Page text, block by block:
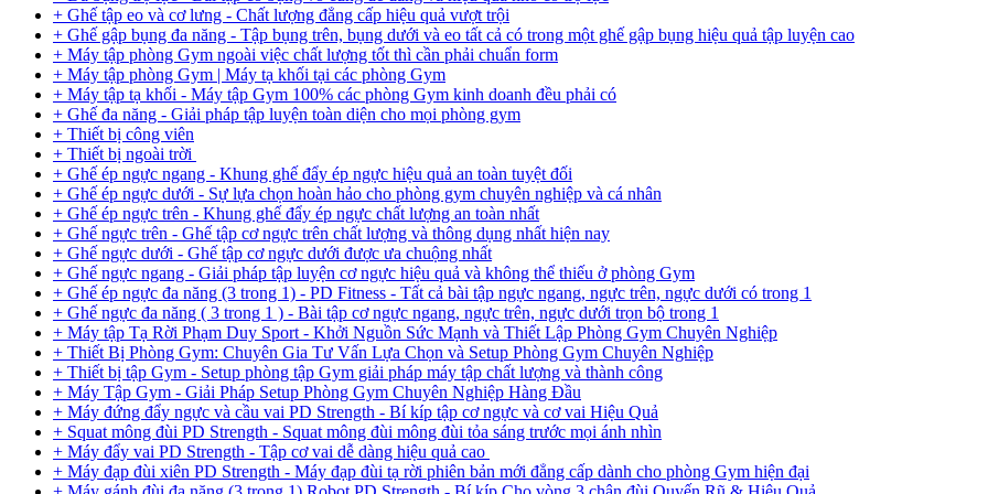
+ Ghế tập eo và cơ lưng - Chất lượng đẳng cấp hiệu quả vượt trội
+ Ghế gập bụng đa năng - Tập bụng trên, bụng dưới và eo tất cả có trong một ghế gập bụng hiệu quả tập luyện cao
+ Máy tập phòng Gym ngoài việc chất lượng tốt thì cần phải chuẩn form
+ Máy tập phòng Gym | Máy tạ khối tại các phòng Gym
+ Máy tập tạ khối - Máy tập Gym 100% các phòng Gym kinh doanh đều phải có
+ Ghế đa năng - Giải pháp tập luyện toàn diện cho mọi phòng gym
+ Thiết bị công viên
+ Thiết bị ngoài trời
+ Ghế ép ngực ngang - Khung ghế đẩy ép ngực hiệu quả an toàn tuyệt đối
+ Ghế ép ngực dưới - Sự lựa chọn hoàn hảo cho phòng gym chuyên nghiệp và cá nhân
+ Ghế ép ngực trên - Khung ghế đẩy ép ngực chất lượng an toàn nhất
+ Ghế ngực trên - Ghế tập cơ ngực trên chất lượng và thông dụng nhất hiện nay
+ Ghế ngực dưới - Ghế tập cơ ngực dưới được ưa chuộng nhất
+ Ghế ngực ngang - Giải pháp tập luyện cơ ngực hiệu quả và không thể thiếu ở phòng Gym
+ Ghế ép ngực đa năng (3 trong 1) - PD Fitness - Tất cả bài tập ngực ngang, ngực trên, ngực dưới có trong 1
+ Ghế ngực đa năng ( 3 trong 1 ) - Bài tập cơ ngực ngang, ngực trên, ngực dưới trọn bộ trong 1
+ Máy tập Tạ Rời Phạm Duy Sport - Khởi Nguồn Sức Mạnh và Thiết Lập Phòng Gym Chuyên Nghiệp
+ Thiết Bị Phòng Gym: Chuyên Gia Tư Vấn Lựa Chọn và Setup Phòng Gym Chuyên Nghiệp
+ Thiết bị tập Gym - Setup phòng tập Gym giải pháp máy tập chất lượng và thành công
+ Máy Tập Gym - Giải Pháp Setup Phòng Gym Chuyên Nghiệp Hàng Đầu
+ Máy đứng đẩy ngực và cầu vai PD Strength - Bí kíp tập cơ ngực và cơ vai Hiệu Quả
+ Squat mông đùi PD Strength - Squat mông đùi mông đùi tỏa sáng trước mọi ánh nhìn
+ Máy đẩy vai PD Strength - Tập cơ vai dễ dàng hiệu quả cao
+ Máy đạp đùi xiên PD Strength - Máy đạp đùi tạ rời phiên bản mới đẳng cấp dành cho phòng Gym hiện đại